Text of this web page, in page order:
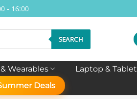
- 16:00
SEARCH
Wearables Laptop & Tablet
Deals